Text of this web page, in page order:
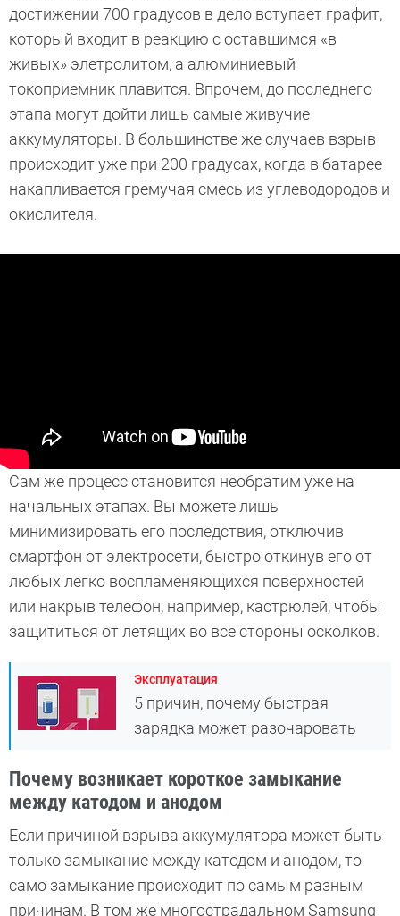
достижении 700 градусов в дело вступает графит,
который входит в реакцию с оставшимся «в
живых» элетролитом, а алюминиевый
токоприемник плавится. Впрочем, до последнего
этапа могут дойти лишь самые живучие
аккумуляторы. В большинстве же случаев взрыв
происходит уже при 200 градусах, когда в батарее
накапливается гремучая смесь из углеводородов и
окислителя.
Сам же процесс становится необратим уже на
начальных этапах. Вы можете лишь
минимизировать его последствия, отключив
смартфон от электросети, быстро откинув его от
любых легко воспламеняющихся поверхностей
или накрыв телефон, например, кастрюлей, чтобы
защититься от летящих во все стороны осколков.
Эксплуатация
5 причин, почему быстрая
зарядка может разочаровать
Почему возникает короткое замыкание
между катодом и анодом
Если причиной взрыва аккумулятора может быть
только замыкание между катодом и анодом, то
само замыкание происходит по самым разным
причинам. В том же многострадальном Samsung